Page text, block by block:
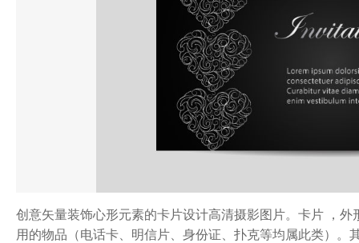
创意矢量装饰心形元素的卡片设计高清摄影图片。卡片 ，
用的物品（电话卡、明信片、身份证、扑克等均属此类）。